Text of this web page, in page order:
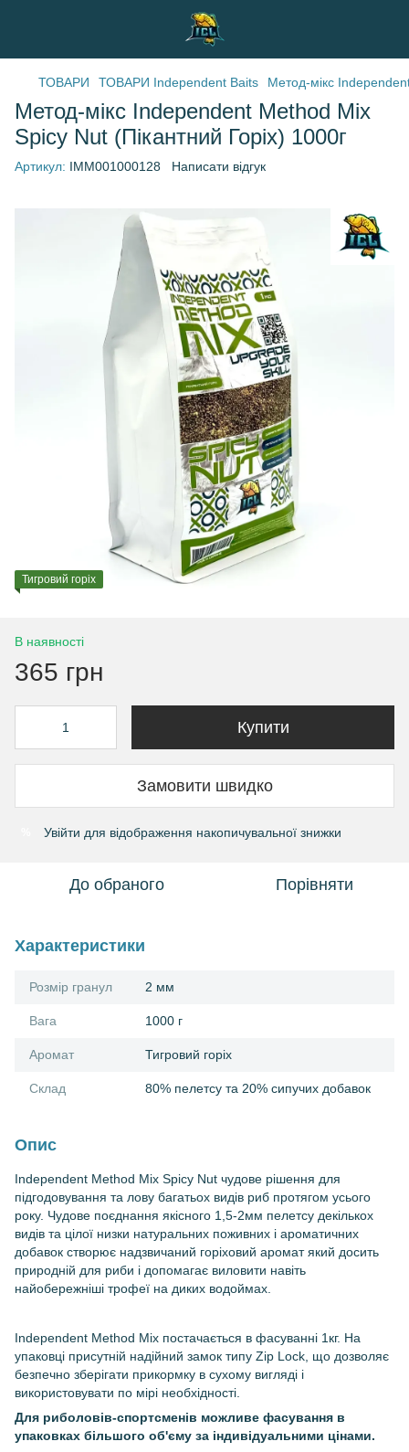
ТОВАРИ ТОВАРИ Independent Baits Метод-мікс
Метод-мікс Independent Method Mix
Spicy Nut (Пікантний Горіх) 1000г
Артикул: IMM001000128 Написати відгук
Тигровий горіх
В наявності
365 грн
Купити
Замовити швидко
Увійти для відображення накопичувальної знижки
До обраного Порівняти
Характеристики
Розмір гранул 2 мм
Вага 1000 г
Аромат Тигровий горіх
Склад 80% пелетсу та 20% сипучих добавок
Опис
Independent Method Mix Spicy Nut чудове рішення для
підгодовування та лову багатьох видів риб протягом усього
року. Чудове поєднання якісного 1,5-2мм пелетсу декількох
видів та цілої низки натуральних поживних і ароматичних
добавок створює надзвичаний горіховий аромат який досить
природній для риби і допомагає виловити навіть
найобережніші трофеї на диких водоймах.
Independent Method Mix постачається в фасуванні 1кг. На
упаковці присутній надійний замок типу Zip Lock, що дозволяє
безпечно зберігати прикормку в сухому вигляді і
використовувати по мірі необхідності.
Для риболовів-спортсменів можливе фасування в
упаковках більшого об'єму за індивідуальними цінами.